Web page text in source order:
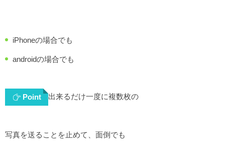
iPhoneの場合でも
androidの場合でも
Point 出来るだけ一度に複数枚の
写真を送ることを止めて、面倒でも